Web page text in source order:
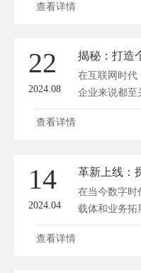
们就来揭秘一
合适的域名和
查看详情
22
2024.08
揭秘：打造
在互联网时代
企业来说都至
象，还可以吸
何在不超出预
站。 一、明
查看详情
14
2024.04
在当今数字时
载体和业务拓
喻。随着科技
查看详情